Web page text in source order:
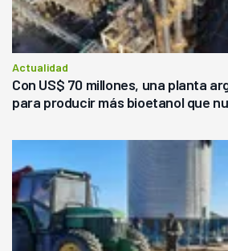
Actualidad
Con US$ 70 millones, una planta
para producir más bioetanol que